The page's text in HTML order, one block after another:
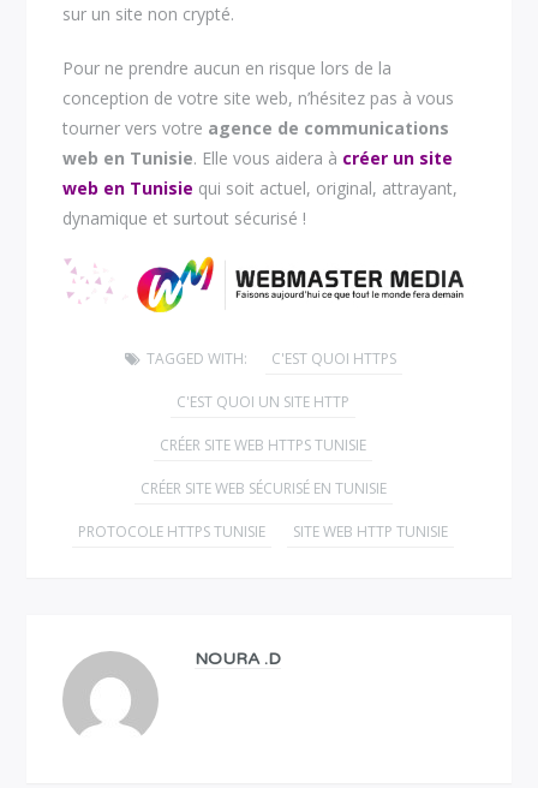
sur un site non crypté.
Pour ne prendre aucun en risque lors de la
conception de votre site web, n’hésitez pas à vous
tourner vers votre agence de communications
web en Tunisie. Elle vous aidera à créer un site
web en Tunisie qui soit actuel, original, attrayant,
dynamique et surtout sécurisé !
TAGGED WITH: C'EST QUOI HTTPS
C'EST QUOI UN SITE HTTP
CRÉER SITE WEB HTTPS TUNISIE
CRÉER SITE WEB SÉCURISÉ EN TUNISIE
PROTOCOLE HTTPS TUNISIE SITE WEB HTTP TUNISIE
NOURA .D